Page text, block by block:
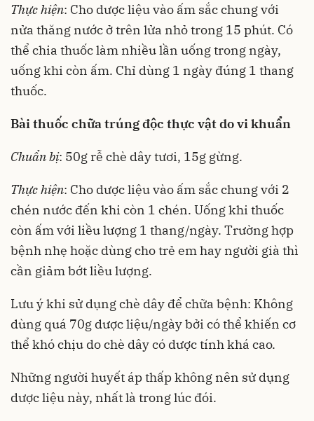
Thực hiện: Cho dược liệu vào ấm sắc chung với
nửa thăng nước ở trên lửa nhỏ trong 15 phút. Có
thể chia thuốc làm nhiều lần uống trong ngày,
uống khi còn ấm. Chỉ dùng 1 ngày đúng 1 thang
thuốc.
Bài thuốc chữa trúng độc thực vật do vi khuẩn
Chuẩn bị: 50g rễ chè dây tươi, 15g gừng.
Thực hiện: Cho dược liệu vào ấm sắc chung với 2
chén nước đến khi còn 1 chén. Uống khi thuốc
còn ấm với liều lượng 1 thang/ngày. Trường hợp
bệnh nhẹ hoặc dùng cho trẻ em hay người già thì
cần giảm bớt liều lượng.
Lưu ý khi sử dụng chè dây để chữa bệnh: Không
dùng quá 70g dược liệu/ngày bởi có thể khiến cơ
thể khó chịu do chè dây có dược tính khá cao.
Những người huyết áp thấp không nên sử dụng
dược liệu này, nhất là trong lúc đói.